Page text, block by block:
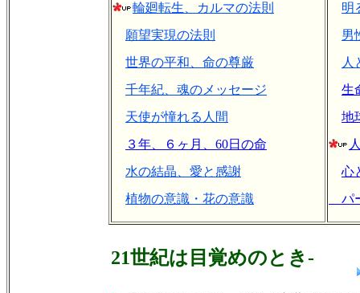
輪廻転生、カルマの法則
願望実現の法則
世界の平和、命の尊厳
千年紀、魂のメッセージ
天使が憧れる人間
３年、６ヶ月、60日の命
水の結晶、愛と感謝
植物の意識・花の意識
明
男
人
生
地
心
パ
21世紀は目覚めのとき-